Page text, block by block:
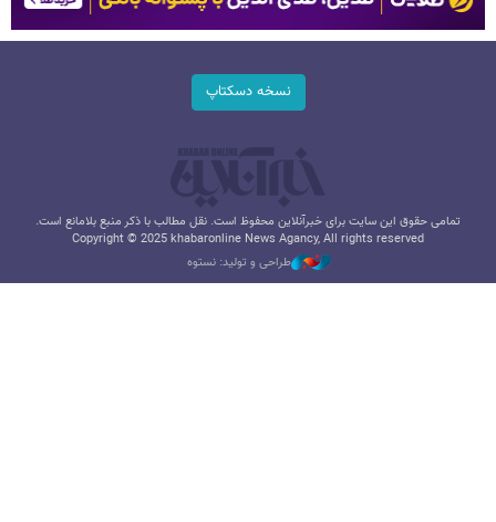
نسخه دسکتاپ
تمامی حقوق این سایت برای خبرآنلاین محفوظ است. نقل مطالب با ذکر منبع بلامانع است.
Copyright © 2025 khabaronline News Agancy, All rights reserved
طراحی و تولید: نستوه